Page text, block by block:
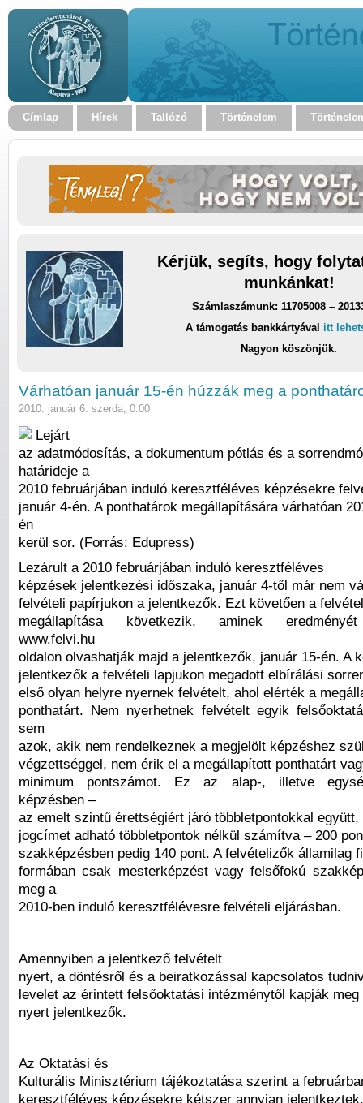
Címlap Hírek Tallózó Történelem
Kérjük, segíts, hogy
munkánkat!
Számlaszámunk: 11705008 –
A támogatás bankkártyával itt
Nagyon köszönjük.
Várhatóan január 15-én húzzák meg a
2010. január 6. szerda, 0:00
Lejárt
az adatmódosítás, a dokumentum pótlás és a
határideje a
2010 februárjában induló keresztféléves képzésekre
január 4-én. A ponthatárok megállapítására várhatóan
én
kerül sor. (Forrás: Edupress)
Lezárult a 2010 februárjában induló keresztféléves
képzések jelentkezési időszaka, január 4-től már nem
felvételi papírjukon a jelentkezők. Ezt követően a
megállapítása következik, aminek eredményét
www.felvi.hu
oldalon olvashatják majd a jelentkezők, január 15-én. A
jelentkezők a felvételi lapjukon megadott elbírálási
első olyan helyre nyernek felvételt, ahol elérték a
ponthatárt. Nem nyerhetnek felvételt egyik
sem
azok, akik nem rendelkeznek a megjelölt képzéshez
végzettséggel, nem érik el a megállapított ponthatárt
minimum pontszámot. Ez az alap-, illetve
képzésben –
az emelt szintű érettségiért járó többletpontokkal együtt,
jogcímet adható többletpontok nélkül számítva – 200
szakképzésben pedig 140 pont. A felvételizők államilag
formában csak mesterképzést vagy felsőfokú
meg a
2010-ben induló keresztfélévesre felvételi eljárásban.
Amennyiben a jelentkező felvételt
nyert, a döntésről és a beiratkozással kapcsolatos
levelet az érintett felsőoktatási intézménytől kapják
nyert jelentkezők.
Az Oktatási és
Kulturális Minisztérium tájékoztatása szerint a
keresztféléves képzésekre kétszer annyian